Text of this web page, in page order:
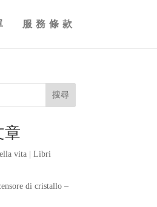
服務條款
搜尋
章
vita | Libri
di cristallo –